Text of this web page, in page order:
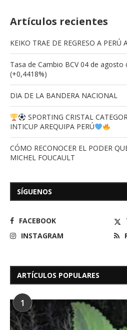
Artículos recientes
KEIKO TRAE DE REGRESO A PERÚ
Tasa de Cambio BCV 04 de agosto
(+0,4418%)
DIA DE LA BANDERA NACIONAL
SPORTING CRISTAL
INTICUP AREQUIPA PERÚ
CÓMO RECONOCER EL PODER
MICHEL FOUCAULT
SÍGUENOS
FACEBOOK
INSTAGRAM
ARTÍCULOS POPULARES
1